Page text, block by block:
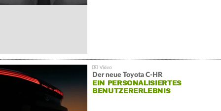
Der neue Toyota C-HR
EIN PERSONALISIERTES
BENUTZERERLEBNIS